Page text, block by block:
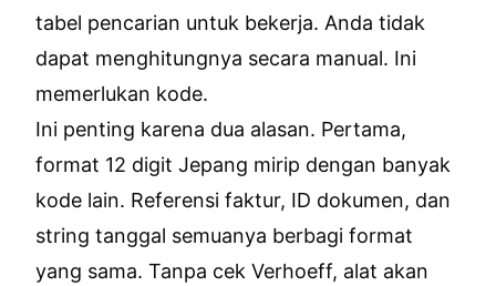
tabel pencarian untuk bekerja. Anda tidak
dapat menghitungnya secara manual. Ini
memerlukan kode.
Ini penting karena dua alasan. Pertama,
format 12 digit Jepang mirip dengan banyak
kode lain. Referensi faktur, ID dokumen, dan
string tanggal semuanya berbagi format
yang sama. Tanpa cek Verhoeff, alat akan